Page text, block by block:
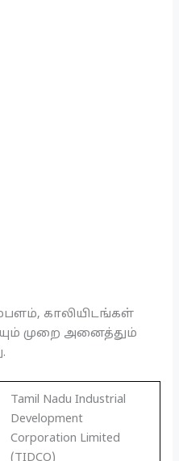
காலியிடங்கள்
முறை அனைத்தும்
Tamil Nadu Industrial
Development
Corporation Limited
(TIDCO)